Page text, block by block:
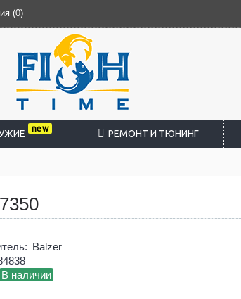
(0)
new РЕМОНТ И ТЮНИНГ
Balzer
В наличии